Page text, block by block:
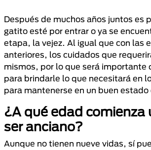
Después de muchos años juntos es
gatito esté por entrar o ya se
etapa, la vejez. Al igual que con las
anteriores, los cuidados que
mismos, por lo que será importante
para brindarle lo que necesitará en
para mantenerse en un buen estado
¿A qué edad comienza
ser anciano?
Aunque no tienen nueve vidas, sí